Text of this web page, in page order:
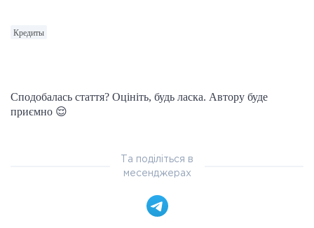
Кредиты
Сподобалась стаття? Оцініть, будь ласка. Автору буде
приємно 😌
Та поділіться в
месенджерах